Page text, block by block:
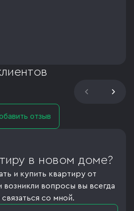
отзыв
в новом доме?
и купить квартиру от
возникли вопросы вы всегда
со мной.